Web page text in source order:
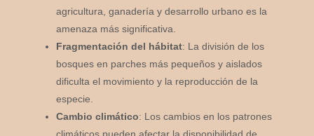
agricultura, ganadería y desarrollo urbano es la
amenaza más significativa.
Fragmentación del hábitat: La división de los
bosques en parches más pequeños y aislados
dificulta el movimiento y la reproducción de la
especie.
Cambio climático: Los cambios en los patrones
climáticos pueden afectar la disponibilidad de